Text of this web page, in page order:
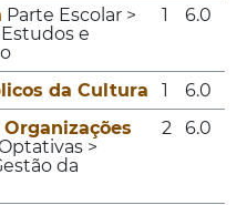
Parte Escolar >
e
1 6.0
da Cultura 1
6.0
>
da
2 6.0